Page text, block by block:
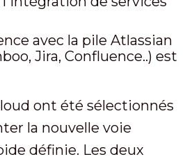
avec la pile Atlassian
Jira, Confluence..) est
ont été sélectionnés
la nouvelle voie
définie. Les deux